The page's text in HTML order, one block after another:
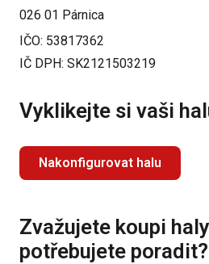
026 01 Párnica
IČO: 53817362
IČ DPH: SK2121503219
Vyklikejte si vaši
Nakonfigurovat halu
Zvažujete koupi
potřebujete poradit?